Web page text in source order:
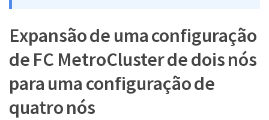
Expansão de uma configuração
de FC MetroCluster de dois nós
para uma configuração de
quatro nós